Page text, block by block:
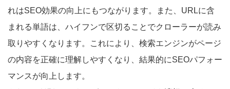
れはSEO効果の向上にもつながります。また、URLに含
まれる単語は、ハイフンで区切ることでクローラーが読み
取りやすくなります。これにより、検索エンジンがページ
の内容を正確に理解しやすくなり、結果的にSEOパフォー
マンスが向上します。